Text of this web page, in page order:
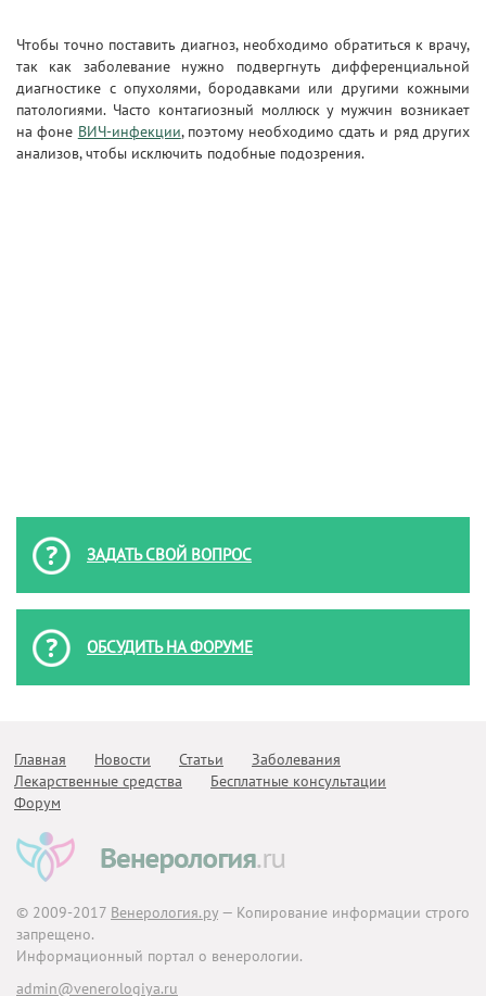
Чтобы точно поставить диагноз, необходимо обратиться к врачу,
так как заболевание нужно подвергнуть дифференциальной
диагностике с опухолями, бородавками или другими кожными
патологиями. Часто контагиозный моллюск у мужчин возникает
на фоне ВИЧ-инфекции, поэтому необходимо сдать и ряд других
анализов, чтобы исключить подобные подозрения.
ЗАДАТЬ СВОЙ ВОПРОС
ОБСУДИТЬ НА ФОРУМЕ
Главная Новости Статьи
Заболевания
Лекарственные средства
Бесплатные консультации
Форум
© 2009-2017 Венерология.ру — Копирование информации строго
запрещено.
Информационный портал о венерологии.
admin@venerologiya.ru